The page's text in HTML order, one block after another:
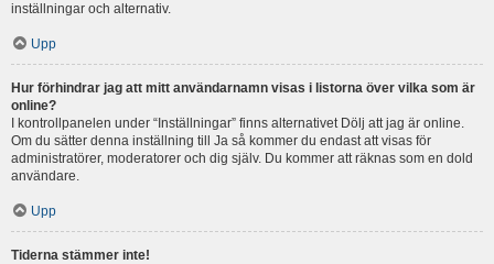
inställningar och alternativ.
Upp
Hur förhindrar jag att mitt användarnamn visas i listorna över vilka som är
online?
I kontrollpanelen under “Inställningar” finns alternativet Dölj att jag är online.
Om du sätter denna inställning till Ja så kommer du endast att visas för
administratörer, moderatorer och dig själv. Du kommer att räknas som en dold
användare.
Upp
Tiderna stämmer inte!